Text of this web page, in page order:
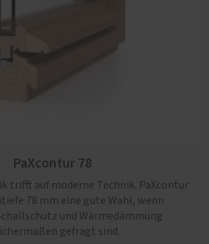
PaXcontur 78
trifft auf moderne Technik. PaXcontur
78 mm eine gute Wahl, wenn
und Wärmedämmung
gefragt sind.
energetische und sicherheitsrelevante
eignet sich ideal zur authentischen